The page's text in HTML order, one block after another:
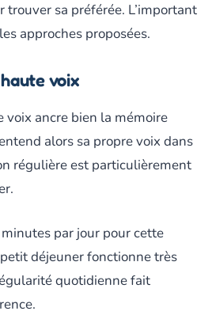
sa préférée. L’important
approches proposées.
voix
voix ancre bien la mémoire
alors sa propre voix dans
régulière est particulièrement
par jour pour cette
déjeuner fonctionne très
quotidienne fait